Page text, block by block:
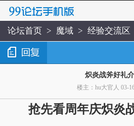
论坛首页 > 魔域 > 经验交流区
炽炎战斧好礼
楼主：hu大官人 03-
抢先看周年庆炽炎